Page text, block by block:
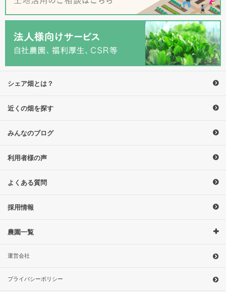
シェア畑とは？
近くの畑を探す
みんなのブログ
利用者様の声
よくある質問
採用情報
農園一覧
運営会社
プライバシーポリシー